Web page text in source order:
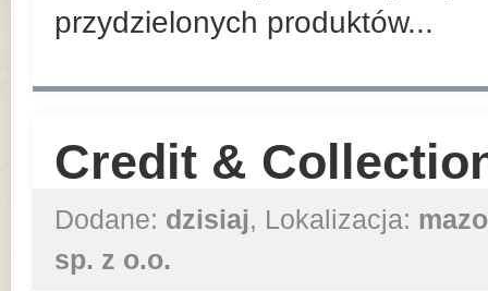
przydzielonych produktów...
Credit &
Dodane: dzisiaj, Lokalizacja:
sp. z o.o.